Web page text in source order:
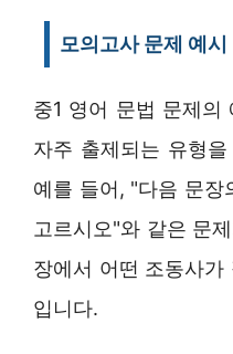
모의고사 문제 예시
중1 영어 문법 문제의
자주 출제되는 유형
예를 들어, "다음 문장
고르시오"와 같은 문
장에서 어떤 조동사가
입니다.